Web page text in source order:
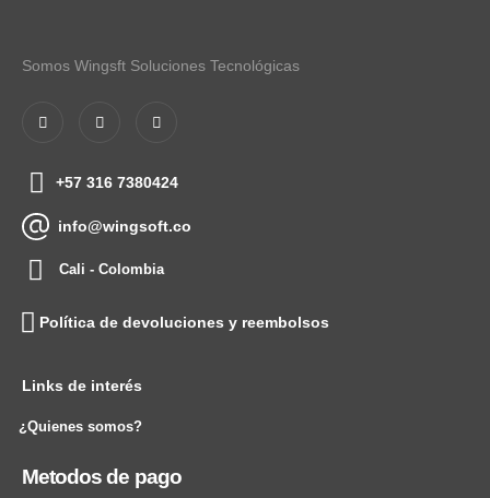
Somos Wingsft Soluciones Tecnológicas
+57 316 7380424
info@wingsoft.co
Cali - Colombia
Política de devoluciones y reembolsos
Links de interés
¿Quienes somos?
Metodos de pago